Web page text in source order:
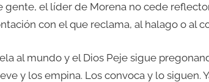
gente, el líder de Morena no cede
con el que reclama, al halago o al
al mundo y el Dios Peje sigue
y los empina. Los convoca y lo siguen.